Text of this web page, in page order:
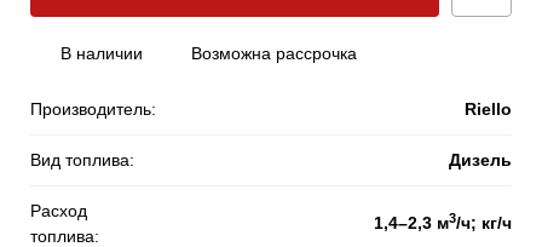
В наличии Возможна рассрочка
Производитель: Riello
Вид топлива: Дизель
Расход
топлива:
1,4–2,3 м3/ч; кг/ч